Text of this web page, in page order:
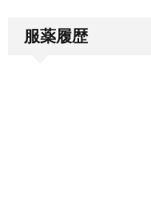
服薬履歴